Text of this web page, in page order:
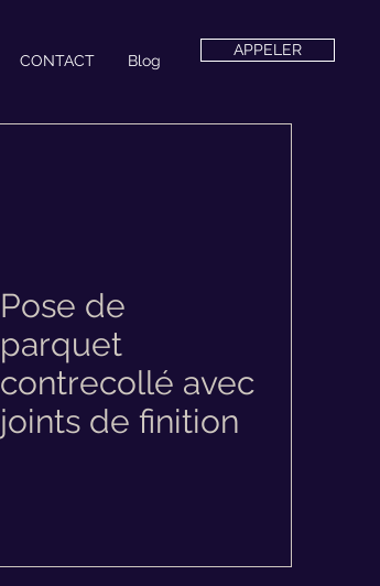
CONTACT Blog
APPELER
Pose de
parquet
contrecollé avec
joints de finition